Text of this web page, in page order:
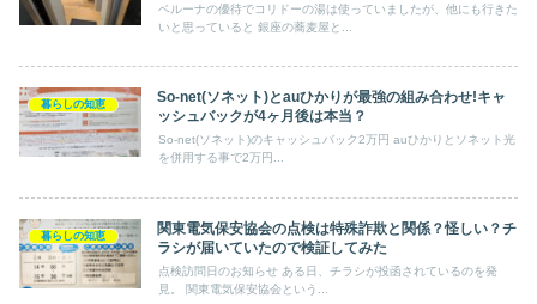
ベルーナの優待でコリドーの湯は使っていましたが、他にも行きた
いと思っていると 銀座の蕎麦屋と...
暮らしの知恵
So-net(ソネット)とauひかりが最強の組み合わせ!キャ
ッシュバックが4ヶ月後は本当？
So-net(ソネット)のキャッシュバック2万円 auひかりとソネット光
を併用する事で2万円...
暮らしの知恵
関東電気保安協会の点検は特殊詐欺と関係？怪しい？チ
ラシが届いていたので検証してみた
点検訪問日のお知らせ ある日、チラシが投函されているのを発
見。 関東電気保安協会という...